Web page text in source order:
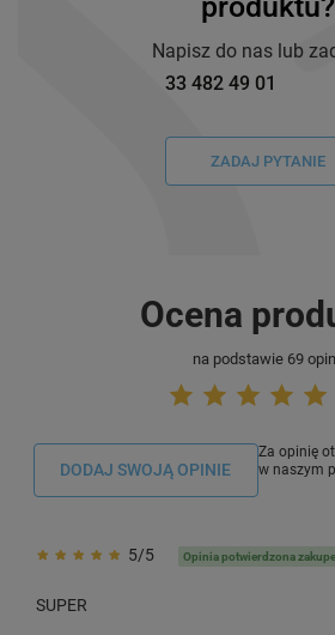
Napisz do nas lub
33 482 49 01
ZADAJ PYTANIE
Ocena
na podstawie 69
DODAJ SWOJĄ OPINIE
Za opinię
w naszym
5/5 Opinia potwierdzona
SUPER